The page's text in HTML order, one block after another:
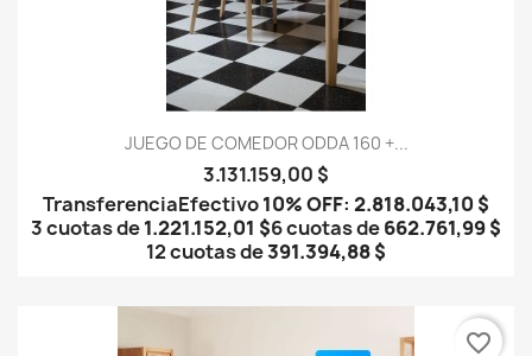
JUEGO DE COMEDOR ODDA 160 +...
3.131.159,00 $
TransferenciaEfectivo10% OFF: 2.818.043,10 $
3 cuotas de1.221.152,01 $6 cuotas de662.761,99 $
12 cuotas de391.394,88 $
favorite_border